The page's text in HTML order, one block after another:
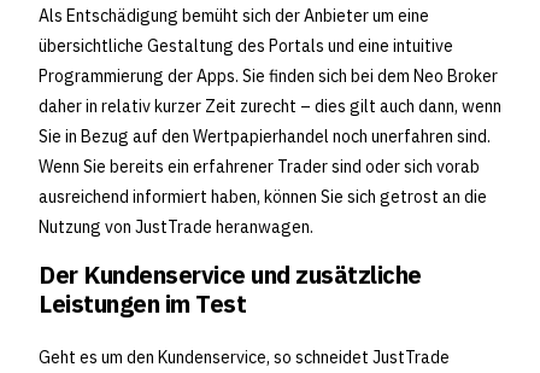
Als Entschädigung bemüht sich der Anbieter um eine
übersichtliche Gestaltung des Portals und eine intuitive
Programmierung der Apps. Sie finden sich bei dem Neo Broker
daher in relativ kurzer Zeit zurecht – dies gilt auch dann, wenn
Sie in Bezug auf den Wertpapierhandel noch unerfahren sind.
Wenn Sie bereits ein erfahrener Trader sind oder sich vorab
ausreichend informiert haben, können Sie sich getrost an die
Nutzung von JustTrade heranwagen.
Der Kundenservice und zusätzliche
Leistungen im Test
Geht es um den Kundenservice, so schneidet JustTrade